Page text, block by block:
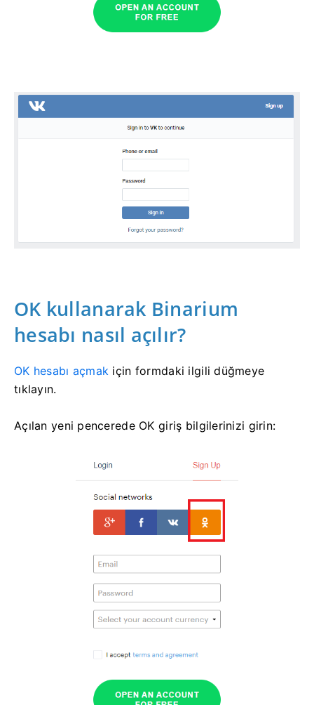
OK kullanarak Binarium
hesabı nasıl açılır?
OK hesabı açmak için formdaki ilgili düğmeye
tıklayın.
Açılan yeni pencerede OK giriş bilgilerinizi girin: